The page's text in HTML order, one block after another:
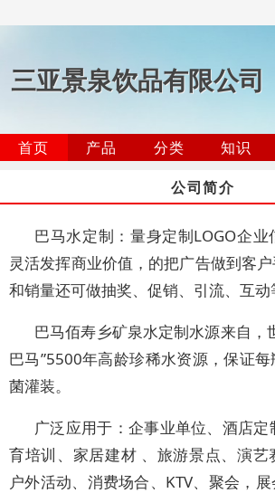
三亚景泉饮品有限公司
首页 产品 分类 知识
公司简介
巴马水定制：量身定制LOGO企业
灵活发挥商业价值，的把广告做到客
和销量还可做抽奖、促销、引流、互
巴马佰寿乡矿泉水定制水源来自，
巴马”5500年高龄珍稀水资源，保证
菌灌装。
广泛应用于：企事业单位、酒店定
育培训、家居建材 、旅游景点、演艺
户外活动、消费场合、KTV、聚会，展